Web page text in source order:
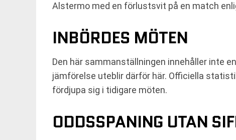
Alstermo med en förlustsvit på en match
INBÖRDES MÖTEN
Den här sammanställningen innehåller inte
jämförelse uteblir därför här. Officiella
fördjupa sig i tidigare möten.
ODDSSPANING UTAN